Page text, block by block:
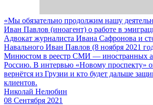
«Мы обязательно продолжим нашу
Иван Павлов (иноагент) о работе в
Адвокат журналиста Ивана Сафронова и
Навального Иван Павлов (8 ноября 2021
Минюстом в реестр СМИ — иностранных
Россию. В интервью «Новому проспекту»
вернётся из Грузии и кто будет дальше
клиентов.
Николай Нелюбин
08 Сентября 2021